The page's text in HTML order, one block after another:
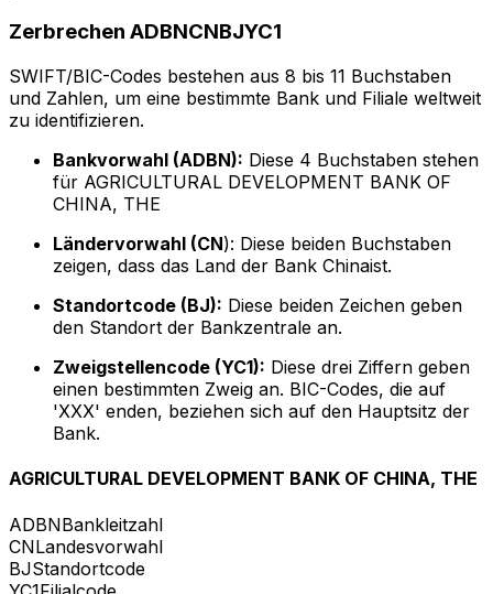
Zerbrechen ADBNCNBJYC1
SWIFT/BIC-Codes bestehen aus 8 bis 11 Buchstaben
und Zahlen, um eine bestimmte Bank und Filiale weltweit
zu identifizieren.
Bankvorwahl (ADBN): Diese 4 Buchstaben stehen
für AGRICULTURAL DEVELOPMENT BANK OF
CHINA, THE
Ländervorwahl (CN): Diese beiden Buchstaben
zeigen, dass das Land der Bank Chinaist.
Standortcode (BJ): Diese beiden Zeichen geben
den Standort der Bankzentrale an.
Zweigstellencode (YC1): Diese drei Ziffern geben
einen bestimmten Zweig an. BIC-Codes, die auf
'XXX' enden, beziehen sich auf den Hauptsitz der
Bank.
AGRICULTURAL DEVELOPMENT BANK OF CHINA, THE
ADBNBankleitzahl
CNLandesvorwahl
BJStandortcode